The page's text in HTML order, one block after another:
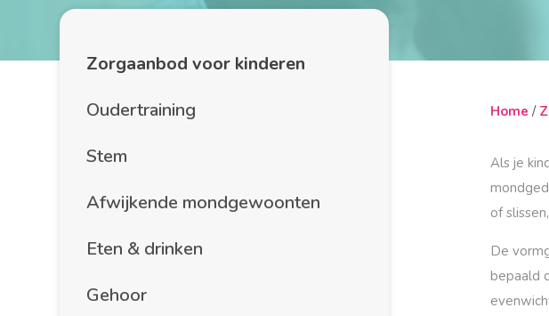
Zorgaanbod voor kinderen
Oudertraining
Stem
Afwijkende mondgewoonten
Eten & drinken
Gehoor
Home
Als je
of
De
bepaald